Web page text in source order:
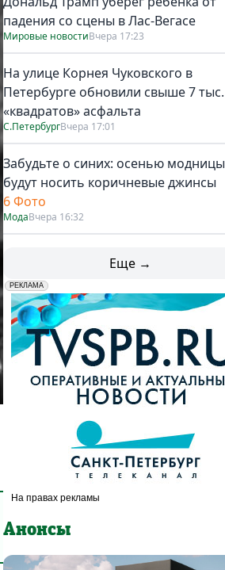
падения со сцены в Лас-Вегасе
Мировые новостиВчера 17:23
На улице Корнея Чуковского в
Петербурге обновили свыше 7 тыс.
«квадратов» асфальта
С.ПетербургВчера 17:01
Забудьте о синих: осенью модницы
будут носить коричневые джинсы
6 Фото
МодаВчера 16:32
Еще →
erid: LdtCK5udn
РЕКЛАМА
АО "ГАТР", ИНН: 7841320717
Анонсы